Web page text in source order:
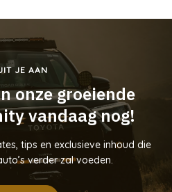
JE AAN
onze groeiende
vandaag nog!
tips en exclusieve inhoud die
verder zal voeden.